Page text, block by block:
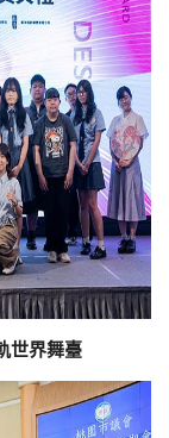
世界舞臺